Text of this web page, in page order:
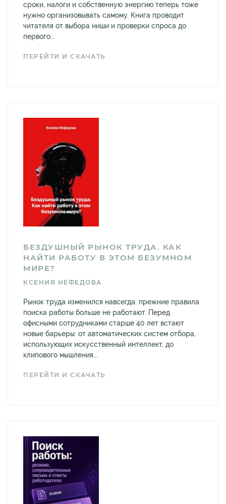
сроки, налоги и собственную энергию теперь тоже
нужно организовывать самому. Книга проводит
читателя от выбора ниши и проверки спроса до
первого...
ПЕРЕЙТИ И СКАЧАТЬ
БЕЗДУШНЫЙ РЫНОК ТРУДА. КАК
НАЙТИ РАБОТУ В ЭТОМ БЕЗУМНОМ
МИРЕ?
КСЕНИЯ НЕФЕДОВА
Рынок труда изменился навсегда: прежние правила
поиска работы больше не работают. Перед
офисными сотрудниками старше 40 лет встают
новые барьеры: от автоматических систем отбора,
использующих искусственный интеллект, до
клипового мышления...
ПЕРЕЙТИ И СКАЧАТЬ